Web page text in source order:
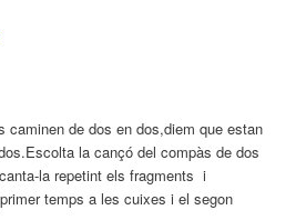
caminen de dos en dos,diem que estan
la cançó del compàs de dos
la repetint els fragments i
temps a les cuixes i el segon